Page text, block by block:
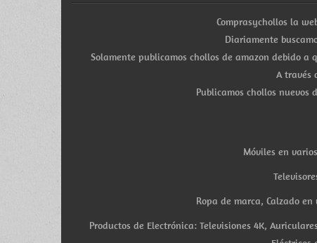
Comprasychollos la
Diariamente
Solamente publicamos chollos de amazon debido
A través
Publicamos chollos
Móviles en
Ropa de marca, Calzado
Productos de Electrónica: Televisiones 4K,